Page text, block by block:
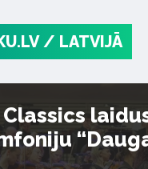
/ LATVIJĀ